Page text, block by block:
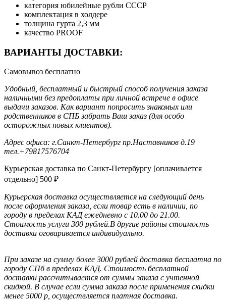
категория юбилейные рубли СССР
комплектация в холдере
толщина гурта 2,3 мм
качество PROOF
ВАРИАНТЫ ДОСТАВКИ:
Самовывоз бесплатно
Удобный, бесплатный и быстрый способ получения заказа
наличными без предоплаты при личной встрече в офисе
выдачи заказов. Как вариант попросить знакомых или
родственников в СПБ забрать Ваш заказ (для особо
осторожных новых клиентов).
Адрес офиса: г.Санкт-Петербург пр.Наставников д.19
тел.+79817576704
Курьерская доставка по Санкт-Петербургу [оплачивается
отдельно] 500 ₽
Курьерская доставка осуществляется на следующий день
после оформления заказа, если товар есть в наличии, по
городу в пределах КАД ежедневно с 10.00 до 21.00.
Стоимость услуги 300 рублей.В другие районы стоимость
доставки оговаривается индивидуально.
При заказе на сумму более 3000 рублей доставка бесплатна по
городу СПб в пределах КАД. Стоимость бесплатной
доставки раcсчитывается от суммы заказа с учтенной
скидкой. В случае если сумма заказа после применения скидки
менее 5000 р, осуществляется платная доставка.